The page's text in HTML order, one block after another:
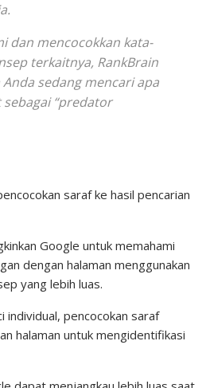
dan mencocokkan kata-
terkaitnya, RankBrain
sedang mencari apa
“predator
saraf ke hasil pencarian
Google untuk memahami
dengan halaman menggunakan
yang lebih luas.
individual, pencocokan saraf
halaman untuk mengidentifikasi